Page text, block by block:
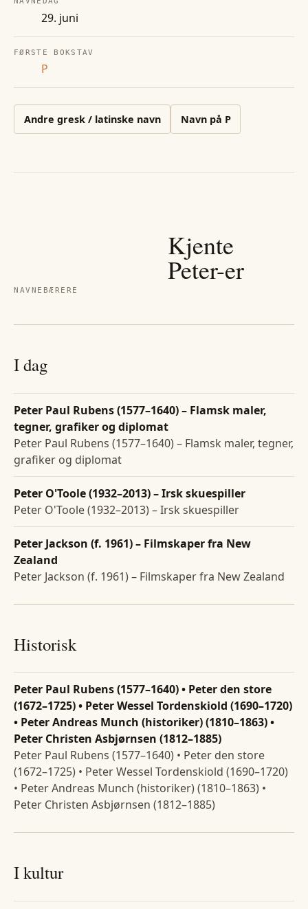
29. juni
FØRSTE BOKSTAV
P
Andre gresk / latinske navn Navn på P
NAVNEBÆRERE
Kjente
Peter-er
I dag
Peter Paul Rubens (1577–1640) – Flamsk maler,
tegner, grafiker og diplomat
Peter Paul Rubens (1577–1640) – Flamsk maler, tegner,
grafiker og diplomat
Peter O'Toole (1932–2013) – Irsk skuespiller
Peter O'Toole (1932–2013) – Irsk skuespiller
Peter Jackson (f. 1961) – Filmskaper fra New
Zealand
Peter Jackson (f. 1961) – Filmskaper fra New Zealand
Historisk
Peter Paul Rubens (1577–1640) • Peter den store
(1672–1725) • Peter Wessel Tordenskiold (1690–1720)
• Peter Andreas Munch (historiker) (1810–1863) •
Peter Christen Asbjørnsen (1812–1885)
Peter Paul Rubens (1577–1640) • Peter den store
(1672–1725) • Peter Wessel Tordenskiold (1690–1720)
• Peter Andreas Munch (historiker) (1810–1863) •
Peter Christen Asbjørnsen (1812–1885)
I kultur